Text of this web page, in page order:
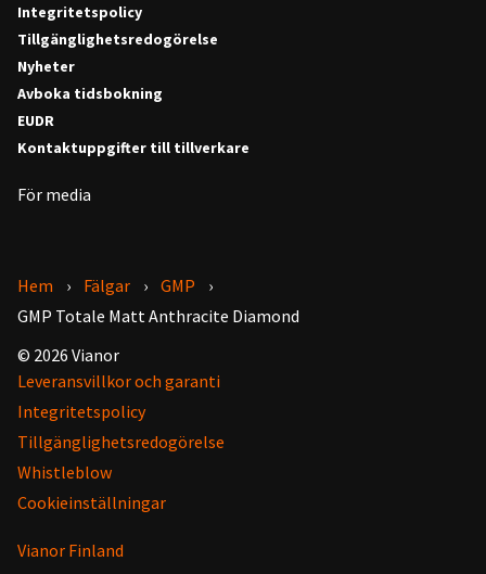
Integritetspolicy
Tillgänglighetsredogörelse
Nyheter
Avboka tidsbokning
EUDR
Kontaktuppgifter till tillverkare
För media
Hem Fälgar
GMP
GMP Totale Matt Anthracite Diamond
© 2026 Vianor
Leveransvillkor och garanti
Integritetspolicy
Tillgänglighetsredogörelse
Whistleblow
Cookieinställningar
Vianor Finland